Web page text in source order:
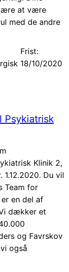
at være
med de andre
Frist:
18/10/2020
Psykiatrisk
Klinik 2,
Du vil
for
en del af
dækker et
og Favrskov
også